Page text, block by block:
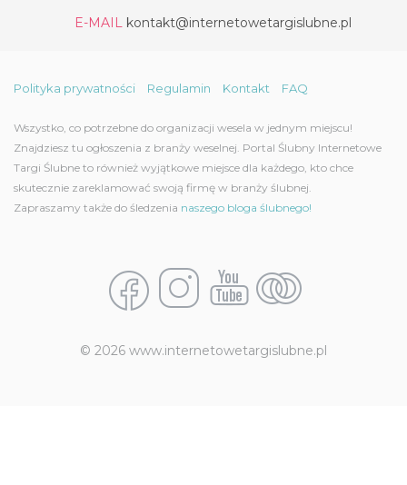
E-MAIL kontakt@internetowetargislubne.pl
Polityka prywatności Regulamin Kontakt FAQ
Wszystko, co potrzebne do organizacji wesela w jednym miejscu!
Znajdziesz tu ogłoszenia z branży weselnej. Portal Ślubny Internetowe
Targi Ślubne to również wyjątkowe miejsce dla każdego, kto chce
skutecznie zareklamować swoją firmę w branży ślubnej.
Zapraszamy także do śledzenia naszego bloga ślubnego!
© 2026 www.internetowetargislubne.pl